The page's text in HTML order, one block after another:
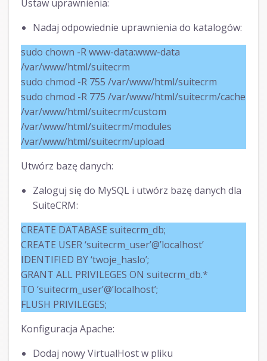
Ustaw uprawnienia:
Nadaj odpowiednie uprawnienia do katalogów:
sudo chown -R www-data:www-data
/var/www/html/suitecrm
sudo chmod -R 755 /var/www/html/suitecrm
sudo chmod -R 775 /var/www/html/suitecrm/cache
/var/www/html/suitecrm/custom
/var/www/html/suitecrm/modules
/var/www/html/suitecrm/upload
Utwórz bazę danych:
Zaloguj się do MySQL i utwórz bazę danych dla
SuiteCRM:
CREATE DATABASE suitecrm_db;
CREATE USER ‘suitecrm_user’@’localhost’
IDENTIFIED BY ‘twoje_haslo’;
GRANT ALL PRIVILEGES ON suitecrm_db.*
TO ‘suitecrm_user’@’localhost’;
FLUSH PRIVILEGES;
Konfiguracja Apache:
Dodaj nowy VirtualHost w pliku